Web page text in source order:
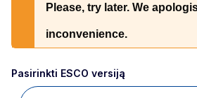
Please, try later. We
inconvenience.
Pasirinkti ESCO versiją